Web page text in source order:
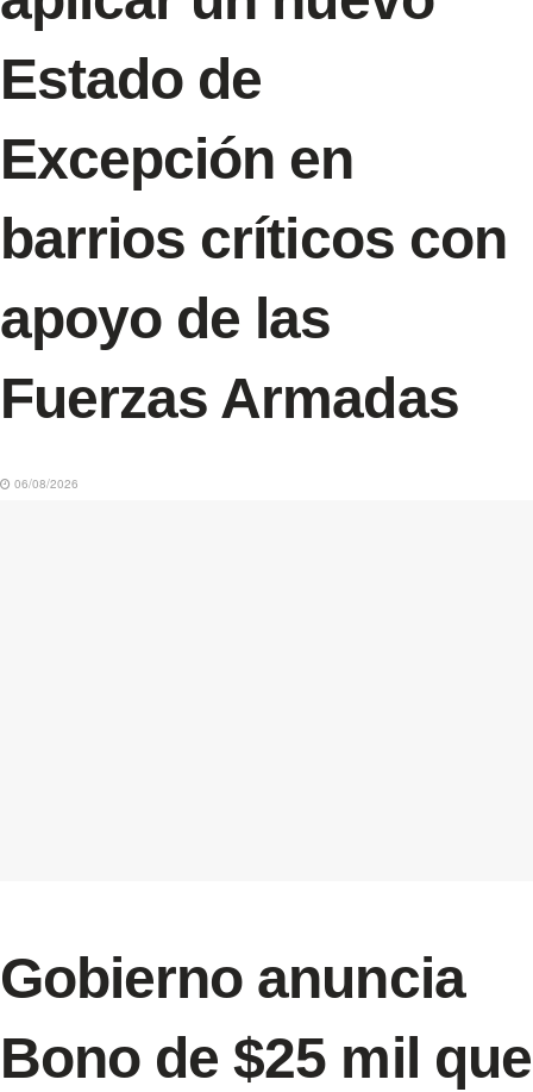
Estado de
Excepción en
barrios críticos con
apoyo de las
Fuerzas Armadas
06/08/2026
Gobierno anuncia
Bono de $25 mil que